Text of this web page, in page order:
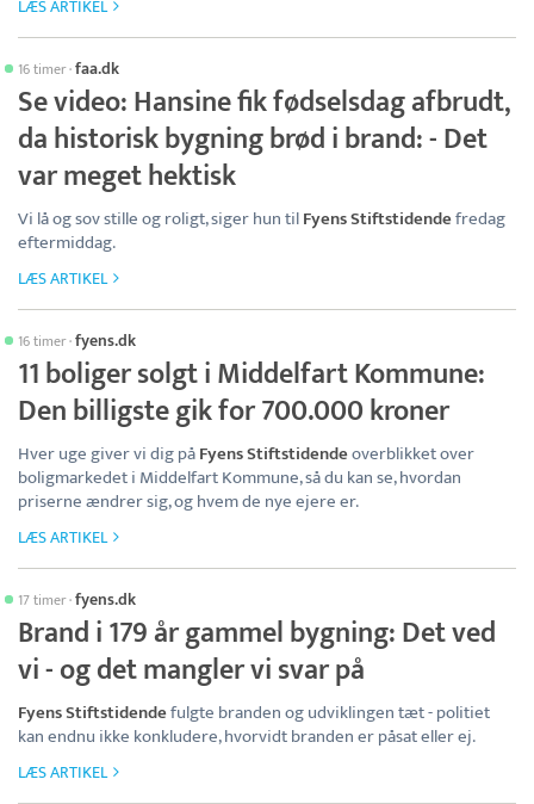
LÆS ARTIKEL
16 timer·faa.dk
Se video: Hansine fik fødselsdag afbrudt,
da historisk bygning brød i brand: - Det
var meget hektisk
Vi lå og sov stille og roligt, siger hun tilFyens Stiftstidendefredag
eftermiddag.
LÆS ARTIKEL
16 timer·fyens.dk
11 boliger solgt i Middelfart Kommune:
Den billigste gik for 700.000 kroner
Hver uge giver vi dig påFyens Stiftstidendeoverblikket over
boligmarkedet i Middelfart Kommune, så du kan se, hvordan
priserne ændrer sig, og hvem de nye ejere er.
LÆS ARTIKEL
17 timer·fyens.dk
Brand i 179 år gammel bygning: Det ved
vi - og det mangler vi svar på
Fyens Stiftstidendefulgte branden og udviklingen tæt - politiet
kan endnu ikke konkludere, hvorvidt branden er påsat eller ej.
LÆS ARTIKEL